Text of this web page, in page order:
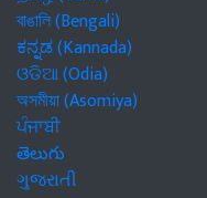
বাঙালি (Bengali)
ಕನ್ನಡ (Kannada)
ଓଡିଆ (Odia)
অসমীয়া (Asomiya)
ਪੰਜਾਬੀ
తెలుగు
ગુજરાતી